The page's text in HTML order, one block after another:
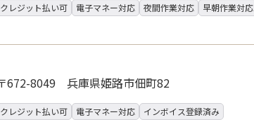
クレジット払い可 電子マネー対応 夜間作業対応 早朝作業対応
672-8049 兵庫県姫路市佃町82
クレジット払い可 電子マネー対応 インボイス登録済み